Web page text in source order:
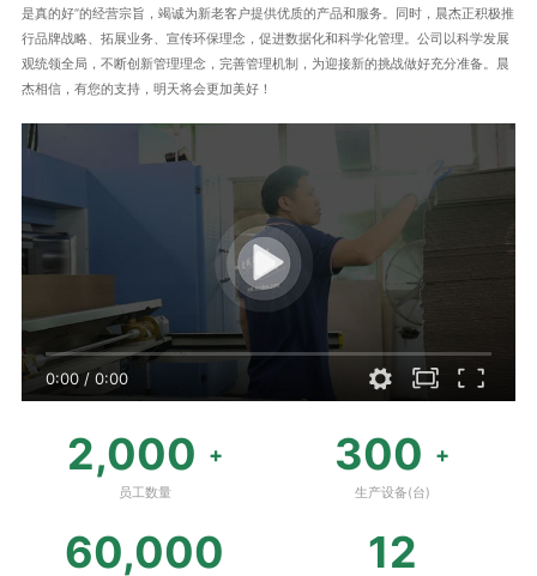
是真的好”的经营宗旨，竭诚为新老客户提供优质的产品和服务。同时，晨杰正积极推
行品牌战略、拓展业务、宣传环保理念，促进数据化和科学化管理。公司以科学发展
观统领全局，不断创新管理理念，完善管理机制，为迎接新的挑战做好充分准备。晨
杰相信，有您的支持，明天将会更加美好！
0:00/ 0:00
2,000 +
员工数量
300 +
生产设备(台)
60,000 12